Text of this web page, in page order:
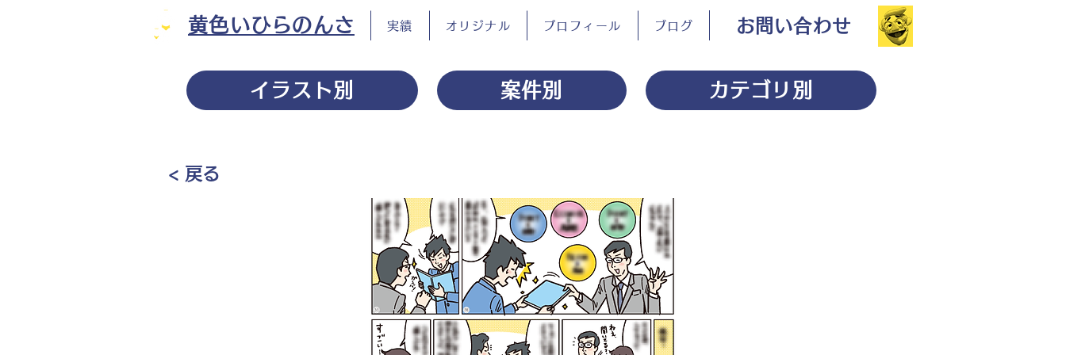
黄色いひらのんさ 実績 オリジナル プロフィール ブログ お問い合わせ
イラスト別 案件別 カテゴリ別
< 戻る